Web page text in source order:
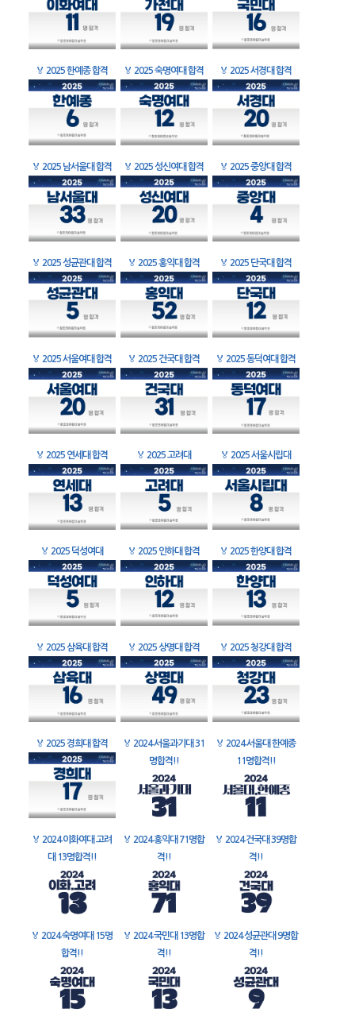
🏅 2025 한예종 합격 🏅 2025 숙명여대 합격 🏅 2025 서경대 합격
🏅 2025 남서울대 합격 🏅 2025 성신여대 합격 🏅 2025 중앙대 합격
🏅 2025 성균관대 합격 🏅 2025 홍익대 합격 🏅 2025 단국대 합격
🏅 2025 서울여대 합격 🏅 2025 건국대 합격 🏅 2025 동덕여대 합격
🏅 2025 연세대 합격 🏅 2025 고려대 🏅 2025 서울시립대
🏅 2025 덕성여대 🏅 2025 인하대 합격 🏅 2025 한양대 합격
🏅 2025 삼육대 합격 🏅 2025 상명대 합격 🏅 2025 청강대 합격
🏅 2025 경희대 합격 🏅 2024 서울과기대 31
명합격!!
🏅 2024 서울대 한예종
11명합격!!
🏅 2024 이화여대 고려
대 13명합격!!
🏅 2024 홍익대 71명합
격!!
🏅 2024 건국대 39명합
격!!
🏅 2024 숙명여대 15명
합격!!
🏅 2024 국민대 13명합
격!!
🏅 2024 성균관대 9명합
격!!